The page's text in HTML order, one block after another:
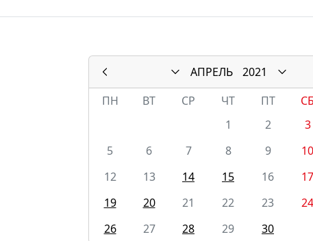
АПРЕЛЬ
2021
ПН
ВТ СР ЧТ ПТ СБ
1
2 3
5
6 7 8 9 10
12
13 14 15 16 17
19
20 21 22 23 24
26
27 28 29 30